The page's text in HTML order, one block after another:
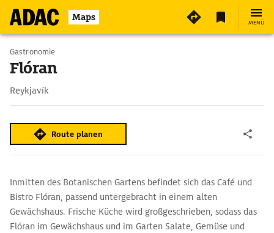
Maps MENÜ
Gastronomie
Flóran
Reykjavík
Route planen
Inmitten des Botanischen Gartens befindet sich das Café und
Bistro Flóran, passend untergebracht in einem alten
Gewächshaus. Frische Küche wird großgeschrieben, sodass das
Flóran im Gewächshaus und im Garten Salate, Gemüse und